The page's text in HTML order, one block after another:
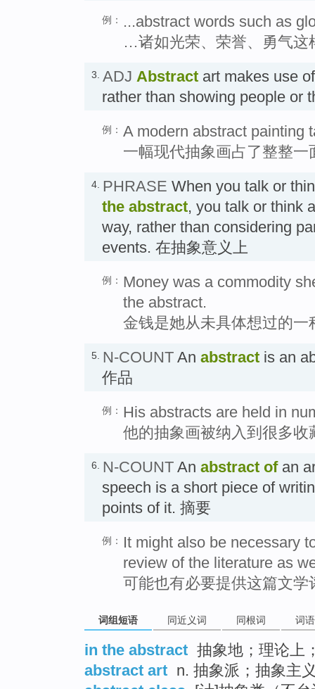
例：
...abstract words such as
…诸如光荣、荣誉、勇气这
3. ADJ Abstract art makes use
rather than showing people or
例： A modern abstract painting
一幅现代抽象画占了整整一
4. PHRASE When you talk or
the abstract, you talk or think
way, rather than considering
events. 在抽象意义上
例： Money was a commodity
the abstract.
金钱是她从未具体想过的一
5. N-COUNT An abstract is an
作品
例： His abstracts are held in
他的抽象画被纳入到很多收
6. N-COUNT An abstract ofan
speech is a short piece of
points of it. 摘要
例：
It might also be necessary
review of the literature as
可能也有必要提供这篇文学
词组短语 同近义词 同根词 词
in the abstract 抽象地；理论上
abstract art n. 抽象派；抽象主